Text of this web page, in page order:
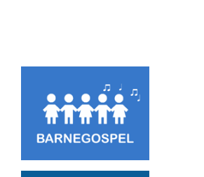
Artikkelsnarveger